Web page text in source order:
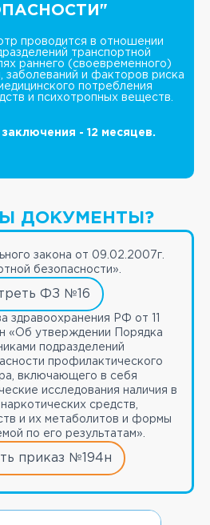
проводится в отношении
транспортной
раннего (своевременного)
заболеваний и факторов риска
потребления
и психотропных веществ.
- 12 месяцев.
закона от 09.02.2007г.
безопасности».
ФЗ №16
здравоохранения РФ от 11
«Об утверждении Порядка
подразделений
профилактического
включающего в себя
исследования наличия в
средств,
и их метаболитов и формы
по его результатам».
приказ №194н
ДОКУМЕНТЫ?